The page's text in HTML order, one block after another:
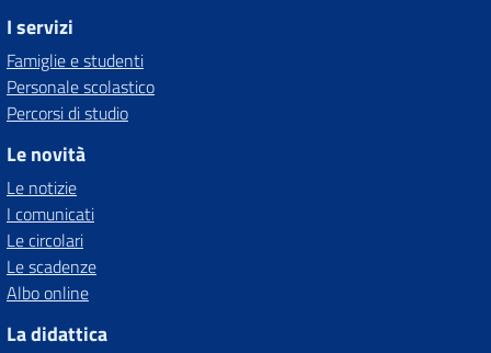
I servizi
Famiglie e studenti
Personale scolastico
Percorsi di studio
Le novità
Le notizie
I comunicati
Le circolari
Le scadenze
Albo online
La didattica